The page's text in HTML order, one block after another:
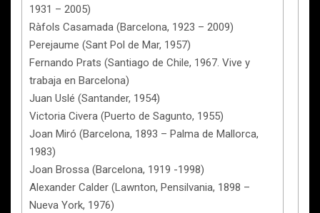
1931 – 2005)
Ràfols Casamada (Barcelona, 1923 – 2009)
Perejaume (Sant Pol de Mar, 1957)
Fernando Prats (Santiago de Chile, 1967. Vive y
trabaja en Barcelona)
Juan Uslé (Santander, 1954)
Victoria Civera (Puerto de Sagunto, 1955)
Joan Miró (Barcelona, 1893 – Palma de Mallorca,
1983)
Joan Brossa (Barcelona, 1919 -1998)
Alexander Calder (Lawnton, Pensilvania, 1898 –
Nueva York, 1976)